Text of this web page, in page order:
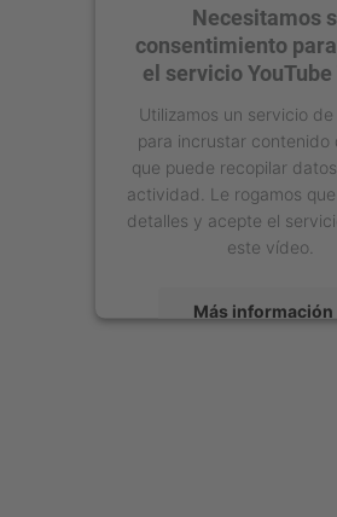
Necesitamos
consentimiento
el servicio YouTube
Utilizamos un servicio
para incrustar contenido
que puede recopilar
actividad. Le rogamos
detalles y acepte el
este vídeo.
Más información